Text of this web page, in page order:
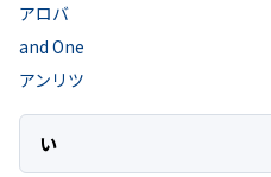
アロバ
and One
アンリツ
い